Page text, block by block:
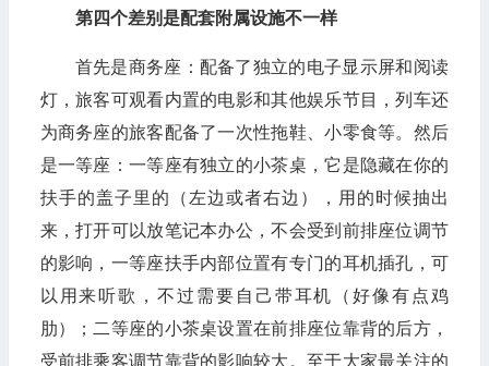
第四个差别是配套附属设施不一样
首先是商务座：配备了独立的电子显示屏和阅读
灯，旅客可观看内置的电影和其他娱乐节目，列车还
为商务座的旅客配备了一次性拖鞋、小零食等。然后
是一等座：一等座有独立的小茶桌，它是隐藏在你的
扶手的盖子里的（左边或者右边），用的时候抽出
来，打开可以放笔记本办公，不会受到前排座位调节
的影响，一等座扶手内部位置有专门的耳机插孔，可
以用来听歌，不过需要自己带耳机（好像有点鸡
肋）；二等座的小茶桌设置在前排座位靠背的后方，
受前排乘客调节靠背的影响较大。至于大家最关注的